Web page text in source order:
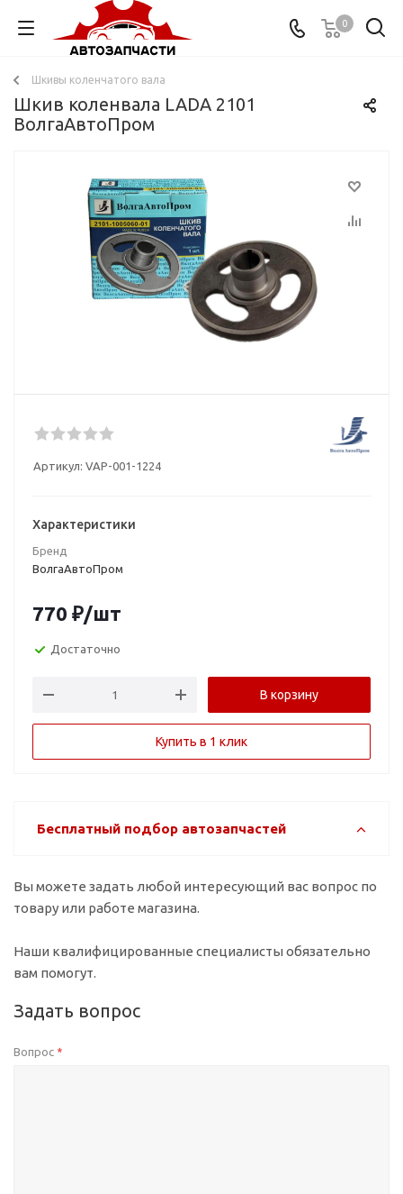
0
Шкивы коленчатого вала
Шкив коленвала LADA 2101
ВолгаАвтоПром
Артикул: VAP-001-1224
Характеристики
Бренд
ВолгаАвтоПром
770 ₽/шт
Достаточно
В корзину
Купить в 1 клик
Бесплатный подбор автозапчастей
Вы можете задать любой интересующий вас вопрос по
товару или работе магазина.
Наши квалифицированные специалисты обязательно
вам помогут.
Задать вопрос
Вопрос *